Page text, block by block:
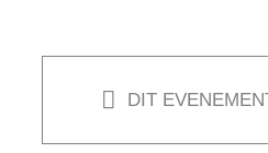
DIT